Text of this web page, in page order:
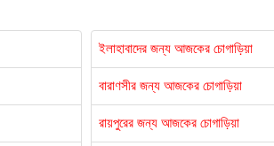
ইলাহাবাদের জন্য আজকের চোগাড়িয়া
বারাণসীর জন্য আজকের চোগাড়িয়া
রায়পুরের জন্য আজকের চোগাড়িয়া